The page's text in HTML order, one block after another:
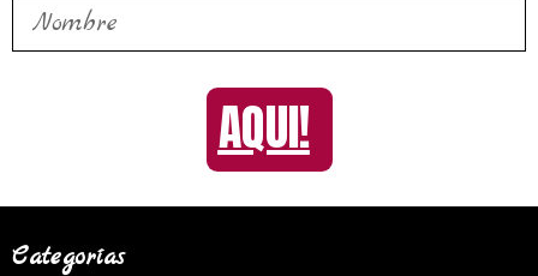
AQUI!
Categorías